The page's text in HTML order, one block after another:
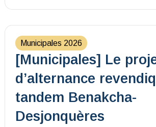
Municipales 2026
[Municipales] Le
d’alternance
tandem Benakcha-
Desjonquères